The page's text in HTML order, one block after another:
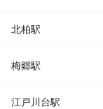
北柏駅
梅郷駅
江戸川台駅